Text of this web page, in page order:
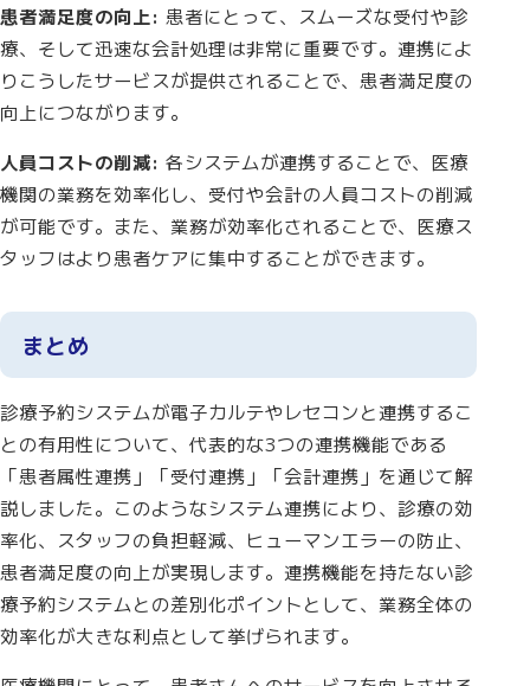
患者満足度の向上: 患者にとって、スムーズな受付や診
療、そして迅速な会計処理は非常に重要です。連携によ
りこうしたサービスが提供されることで、患者満足度の
向上につながります。
人員コストの削減: 各システムが連携することで、医療
機関の業務を効率化し、受付や会計の人員コストの削減
が可能です。また、業務が効率化されることで、医療ス
タッフはより患者ケアに集中することができます。
まとめ
診療予約システムが電子カルテやレセコンと連携するこ
との有用性について、代表的な3つの連携機能である
「患者属性連携」「受付連携」「会計連携」を通じて解
説しました。このようなシステム連携により、診療の効
率化、スタッフの負担軽減、ヒューマンエラーの防止、
患者満足度の向上が実現します。連携機能を持たない診
療予約システムとの差別化ポイントとして、業務全体の
効率化が大きな利点として挙げられます。